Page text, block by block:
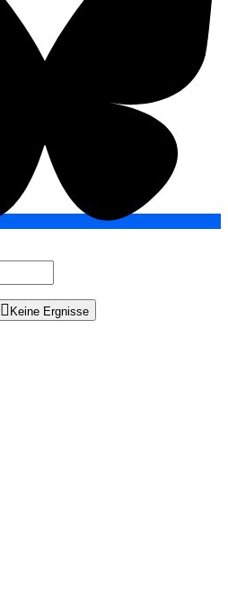
Keine Ergnisse